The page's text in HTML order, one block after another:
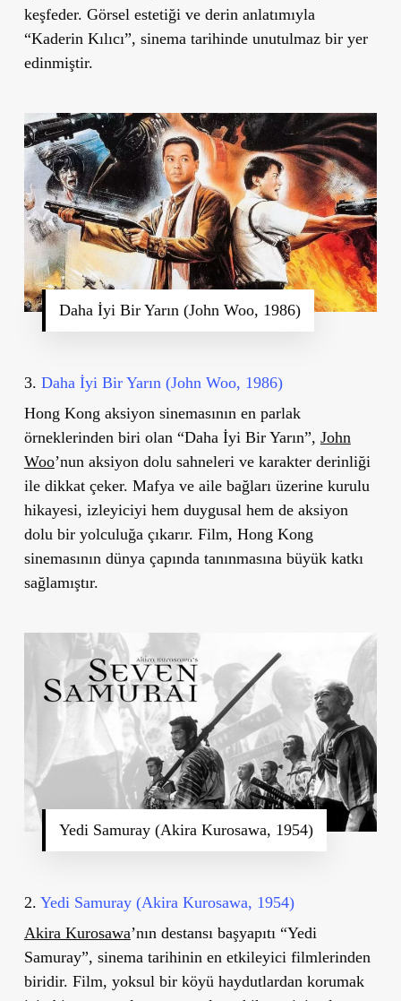
keşfeder. Görsel estetiği ve derin anlatımıyla
“Kaderin Kılıcı”, sinema tarihinde unutulmaz bir yer
edinmiştir.
Daha İyi Bir Yarın (John Woo, 1986)
3. Daha İyi Bir Yarın (John Woo, 1986)
Hong Kong aksiyon sinemasının en parlak
örneklerinden biri olan “Daha İyi Bir Yarın”, John
Woo’nun aksiyon dolu sahneleri ve karakter derinliği
ile dikkat çeker. Mafya ve aile bağları üzerine kurulu
hikayesi, izleyiciyi hem duygusal hem de aksiyon
dolu bir yolculuğa çıkarır. Film, Hong Kong
sinemasının dünya çapında tanınmasına büyük katkı
sağlamıştır.
Yedi Samuray (Akira Kurosawa, 1954)
2. Yedi Samuray (Akira Kurosawa, 1954)
Akira Kurosawa’nın destansı başyapıtı “Yedi
Samuray”, sinema tarihinin en etkileyici filmlerinden
biridir. Film, yoksul bir köyü haydutlardan korumak